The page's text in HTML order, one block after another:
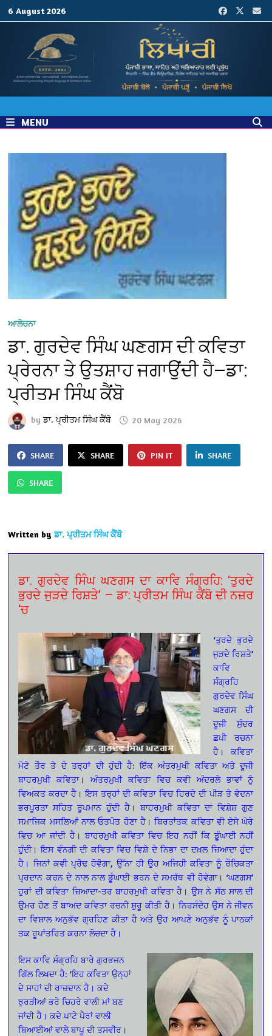
6 August 2026
MENU
ਆਲੋਚਨਾ
ਡਾ. ਗੁਰਦੇਵ ਸਿੰਘ ਘਣਗਸ ਦੀ ਕਵਿਤਾ
ਪ੍ਰੇਰਨਾ ਤੇ ਉਤਸ਼ਾਹ ਜਗਾਉਂਦੀ ਹੈ—ਡਾ:
ਪ੍ਰੀਤਮ ਸਿੰਘ ਕੈਂਬੋ
byਡਾ. ਪ੍ਰੀਤਮ ਸਿੰਘ ਕੈਂਬੋ 20 May 2026
SHARE SHARE PIN IT SHARE
SHARE
Written by ਡਾ. ਪ੍ਰੀਤਮ ਸਿੰਘ ਕੈਂਬੋ
ਡਾ. ਗੁਰਦੇਵ ਸਿੰਘ ਘਣਗਸ ਦਾ ਕਾਵਿ ਸੰਗ੍ਰਹਿ: ‘ਤੁਰਦੇ
ਭੁਰਦੇ ਜੁੜਦੇ ਰਿਸ਼ਤੇ’ — ਡਾ: ਪ੍ਰੀਤਮ ਸਿੰਘ ਕੈਂਬੋ ਦੀ ਨਜ਼ਰ
‘ਚ
‘ਤੁਰਦੇ ਭੁਰਦੇ
ਜੁੜਦੇ ਰਿਸ਼ਤੇ’
ਕਾਵਿ
ਸੰਗ੍ਰਹਿ
ਗੁਰਦੇਵ ਸਿੰਘ
ਘਣਗਸ ਦੀ
ਦੂਜੀ ਸੁੰਦਰ
ਛਪੀ ਰਚਨਾ
ਹੈ। ਕਵਿਤਾ
ਮੋਟੇ ਤੌਰ ਤੇ ਦੋ ਤਰ੍ਹਾਂ ਦੀ ਹੁੰਦੀ ਹੈ: ਇੱਕ ਅੰਤਰਮੁਖੀ ਕਵਿਤਾ ਅਤੇ ਦੂਜੀ
ਬਾਹਰਮੁਖੀ ਕਵਿਤਾ। ਅੰਤਰਮੁਖੀ ਕਵਿਤਾ ਵਿਚ ਕਵੀ ਅੰਦਰਲੇ ਭਾਵਾਂ ਨੂੰ
ਵਿਅਕਤ ਕਰਦਾ ਹੈ। ਇਸ ਤਰ੍ਹਾਂ ਦੀ ਕਵਿਤਾ ਵਿਚ ਹਿਰਦੇ ਦੀ ਪੀੜ ਤੇ ਵੇਦਨਾ
ਭਰਪੂਰਤਾ ਸਹਿਤ ਰੂਪਮਾਨ ਹੁੰਦੀ ਹੈ। ਬਾਹਰਮੁਖੀ ਕਵਿਤਾ ਦਾ ਵਿਸ਼ੇਸ਼ ਗੁਣ
ਸਮਾਜਿਕ ਮਸਲਿਆਂ ਨਾਲ ਓਤਪੋਤ ਹੋਣਾ ਹੈ। ਬਿਰਤਾਂਤਕ ਕਵਿਤਾ ਵੀ ਏਸੇ ਘੇਰੇ
ਵਿਚ ਆ ਜਾਂਦੀ ਹੈ। ਬਾਹਰਮੁਖੀ ਕਵਿਤਾ ਵਿਚ ਇਹ ਨਹੀਂ ਕਿ ਡੂੰਘਾਈ ਨਹੀਂ
ਹੁੰਦੀ। ਇਸ ਵੰਨਗੀ ਦੀ ਕਵਿਤਾ ਵਿਚ ਵਿਸ਼ੇ ਦੇ ਨਿਭਾ ਦਾ ਦਖ਼ਲ ਜ਼ਿਆਦਾ ਹੁੰਦਾ
ਹੈ। ਜਿਨਾਂ ਕਵੀ ਪ੍ਰੋਢ ਹੋਵੋਗਾ, ਉੱਨਾ ਹੀ ਉਹ ਅਜਿਹੀ ਕਵਿਤਾ ਨੂੰ ਰੌਚਿਕਤਾ
ਪ੍ਰਦਾਨ ਕਰਨ ਦੇ ਨਾਲ ਨਾਲ ਡੂੰਘਾਈ ਭਰਨ ਦੇ ਸਮਰੱਥ ਵੀ ਹੋਵੇਗਾ। ‘ਘਣਗਸ’
ਹੁਰਾਂ ਦੀ ਕਵਿਤਾ ਜ਼ਿਆਦਾ-ਤਰ ਬਾਹਰਮੁਖੀ ਕਵਿਤਾ ਹੈ। ਉਸ ਨੇ ਸੱਠ ਸਾਲ ਦੀ
ਉਮਰ ਹੋਣ ਤੋਂ ਬਾਅਦ ਕਵਿਤਾ ਰਚਨੀ ਸ਼ੁਰੂ ਕੀਤੀ ਹੈ। ਨਿਰਸੰਦੇਹ ਉਸ ਨੇ ਜੀਵਨ
ਦਾ ਵਿਸ਼ਾਲ ਅਨੁਭੱਵ ਗ੍ਰਹਿਣ ਕੀਤਾ ਹੈ ਅਤੇ ਉਹ ਆਪਣੇ ਅਨੁਭੱਵ ਨੂੰ ਪਾਠਕਾਂ
ਤਕ ਰੂਪਾਂਤਰਿਤ ਕਰਨਾ ਲੋਚਦਾ ਹੈ।
ਇਸ ਕਾਵਿ ਸੰਗ੍ਰਹਿ ਬਾਰੇ ਗੁਰਭਜਨ
ਗਿੱਲ ਲਿਖਦਾ ਹੈ: ‘ਇਹ ਕਵਿਤਾ ਉਨ੍ਹਾਂ
ਦੇ ਸਾਹਾਂ ਦੀ ਰਾਜ਼ਦਾਨ ਹੈ। ਕਦੇ
ਝੁਰੜੀਆਂ ਭਰੇ ਚਿਹਰੇ ਵਾਲੀ ਮਾਂ ਬਣ
ਜਾਂਦੀ ਹੈ। ਕਦੇ ਪਾਟੇ ਪੈਰਾਂ ਵਾਲੀ
ਬਿਆਈਆਂ ਵਾਲੇ ਬਾਪੂ ਦੀ ਤਸਵੀਰ।